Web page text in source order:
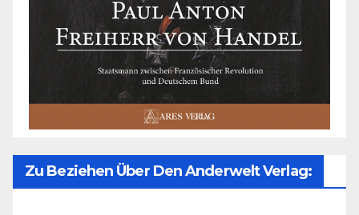
Zu Beziehen Über Den Anderwelt Verlag: